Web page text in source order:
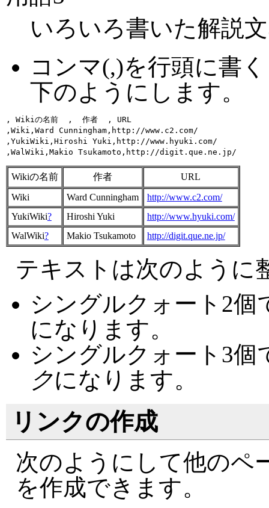
いろいろ書いた解説
コンマ(,)を行頭に書
下のようにします。
, Wikiの名前  ,  作者  , URL
,Wiki,Ward Cunningham,http://www.c2.com/
,YukiWiki,Hiroshi Yuki,http://www.hyuki.com/
Wikiの名前 作者
URL
Wiki
Ward Cunningham
http://www.c2.com/
YukiWiki? Hiroshi Yuki
http://www.hyuki.com/
WalWiki? Makio Tsukamoto http://digit.que.ne.jp/
テキストは次のように
シングルクォート2個
になります。
シングルクォート3個
クになります。
リンクの作成
次のようにして他のペ
を作成できます。